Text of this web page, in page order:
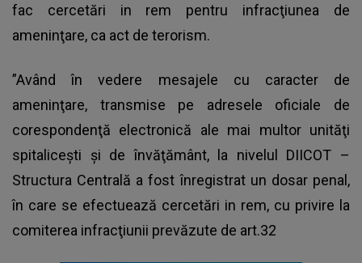
fac cercetări in rem pentru infracţiunea de
ameninţare, ca act de terorism.
”Având în vedere mesajele cu caracter de
ameninţare, transmise pe adresele oficiale de
corespondenţă electronică ale mai multor unităţi
spitaliceşti şi de învăţământ, la nivelul DIICOT –
Structura Centrală a fost înregistrat un dosar penal,
în care se efectuează cercetări in rem, cu privire la
comiterea infracţiunii prevăzute de art.32